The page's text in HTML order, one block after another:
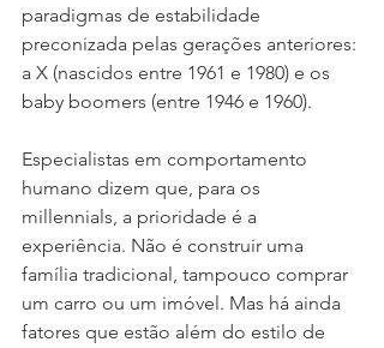
paradigmas de estabilidade
preconizada pelas gerações anteriores:
a X (nascidos entre 1961 e 1980) e os
baby boomers (entre 1946 e 1960).
Especialistas em comportamento
humano dizem que, para os
millennials, a prioridade é a
experiência. Não é construir uma
família tradicional, tampouco comprar
um carro ou um imóvel. Mas há ainda
fatores que estão além do estilo de